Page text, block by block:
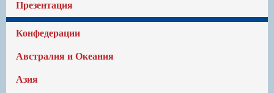
Презентация
Конфедерации
Австралия и Океания
Азия